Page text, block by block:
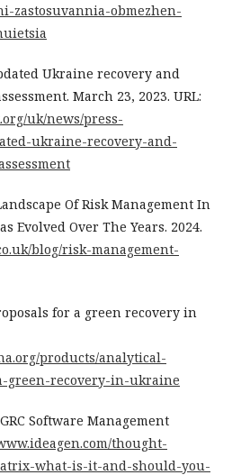
zastosuvannia-obmezhen-
Ukraine recovery and
March 23, 2023. URL:
uk/news/press-
ukraine-recovery-and-
Of Risk Management In
Evolved Over The Years. 2024.
blog/risk-management-
for a green recovery in
products/analytical-
green-recovery-in-ukraine
Software Management
thought-
what-is-it-and-should-you-